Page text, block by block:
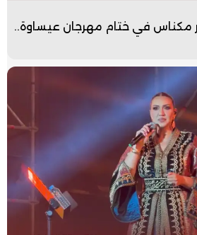
في ختام مهرجان عيساوة..